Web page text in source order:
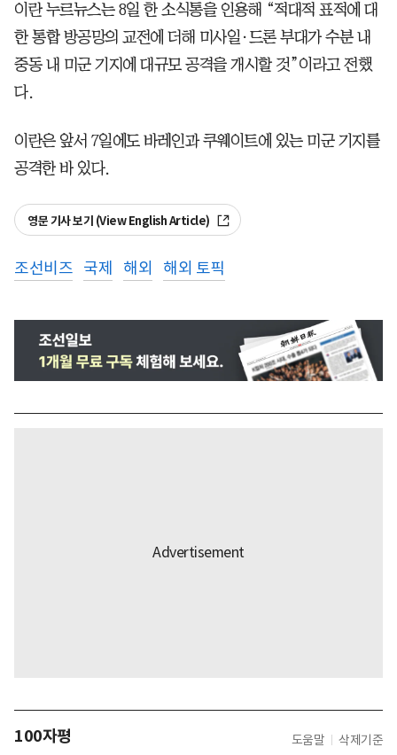
이란 누르뉴스는 8일 한 소식통을 인용해 “적대적 표적에 대
한 통합 방공망의 교전에 더해 미사일·드론 부대가 수분 내
중동 내 미군 기지에 대규모 공격을 개시할 것”이라고 전했
다.
이란은 앞서 7일에도 바레인과 쿠웨이트에 있는 미군 기지를
공격한 바 있다.
영문 기사 보기 (View English Article)
조선비즈 국제 해외 해외 토픽
100자평 도움말 삭제기준